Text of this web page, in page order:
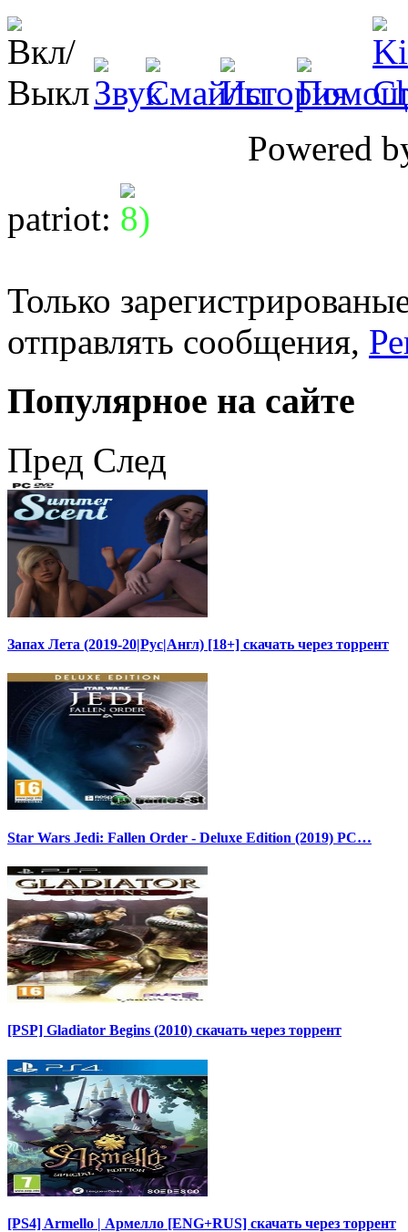
Powered
patriot:
Только
отправлять сообщения,
Популярное на сайте
Пред След
Запах Лета (2019-20|Рус|Англ) [18+] скачать через торрент
Star Wars Jedi: Fallen Order - Deluxe Edition (2019) PC…
[PSP] Gladiator Begins (2010) скачать через торрент
[PS4] Armello | Армелло [ENG+RUS] скачать через торрент